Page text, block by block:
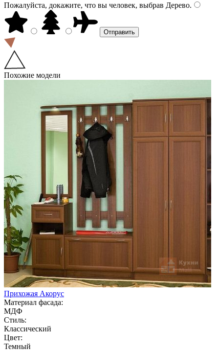
Пожалуйста, докажите, что вы человек, выбрав Дерево.
Похожие модели
Прихожая Акорус
Материал фасада:
МДФ
Стиль:
Классический
Цвет:
Темный